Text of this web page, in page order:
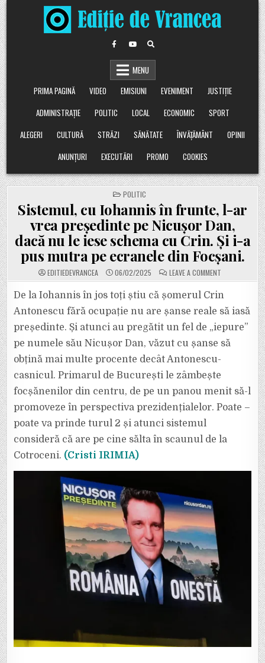
Skip
to
content
MENU
PRIMA PAGINĂ
VIDEO EMISIUNI EVENIMENT
JUSTIȚIE
ADMINISTRAȚIE
POLITIC LOCAL ECONOMIC
SPORT
ALEGERI
CULTURĂ STRĂZI SĂNĂTATE ÎNVĂȚĂMÂNT
OPINII
ANUNȚURI
EXECUTĂRI PROMO COOKIES
POSTED
IN
POLITIC
Sistemul, cu Iohannis în frunte, l-ar
vrea președinte pe Nicușor Dan,
dacă nu le iese schema cu Crin. Și i-a
pus mutra pe ecranele din Focșani.
EDITIEDEVRANCEA 06/02/2025 LEAVE A COMMENTON
SISTEMUL,
IOHANNIS
ÎN
FRUNTE,
L-
VREA
PE
DAN,
NU
LE
IESE
SCHEMA
CRIN.
PUS
MUTRA
FOCȘANI.
De la Iohannis în jos toți știu că șomerul Crin
Antonescu fără ocupație nu are șanse reale să iasă
președinte. Și atunci au pregătit un fel de „iepure”
pe numele său Nicușor Dan, văzut cu șanse să
obțină mai multe procente decât Antonescu-
casnicul. Primarul de București le zâmbește
focșănenilor din centru, de pe un panou menit să-l
promoveze în perspectiva prezidențialelor. Poate –
poate va prinde turul 2 și atunci sistemul
consideră că are pe cine sălta în scaunul de la
Cotroceni. (Cristi IRIMIA)